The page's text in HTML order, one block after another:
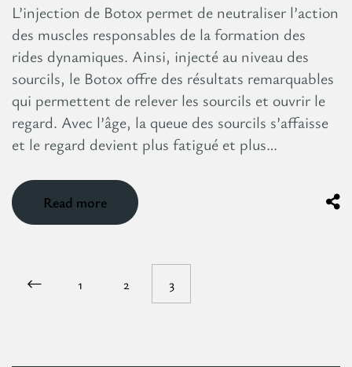
L’injection de Botox permet de neutraliser l’action
des muscles responsables de la formation des
rides dynamiques. Ainsi, injecté au niveau des
sourcils, le Botox offre des résultats remarquables
qui permettent de relever les sourcils et ouvrir le
regard. Avec l’âge, la queue des sourcils s’affaisse
et le regard devient plus fatigué et plus…
Read more
1 2 3